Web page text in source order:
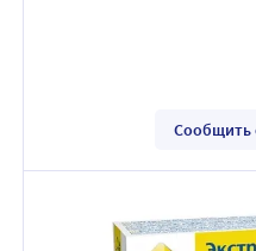
Сообщить